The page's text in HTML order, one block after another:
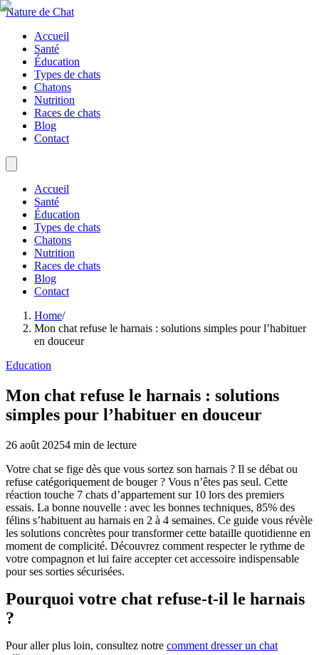
Nature de Chat
Accueil
Santé
Éducation
Types de chats
Chatons
Nutrition
Races de chats
Blog
Contact
Accueil
Santé
Éducation
Types de chats
Chatons
Nutrition
Races de chats
Blog
Contact
Home/
Mon chat refuse le harnais : solutions simples pour l’habituer
en douceur
Education
Mon chat refuse le harnais : solutions
simples pour l’habituer en douceur
26 août 20254 min de lecture
Votre chat se fige dès que vous sortez son harnais ? Il se débat ou
refuse catégoriquement de bouger ? Vous n’êtes pas seul. Cette
réaction touche 7 chats d’appartement sur 10 lors des premiers
essais. La bonne nouvelle : avec les bonnes techniques, 85% des
félins s’habituent au harnais en 2 à 4 semaines. Ce guide vous révèle
les solutions concrètes pour transformer cette bataille quotidienne en
moment de complicité. Découvrez comment respecter le rythme de
votre compagnon et lui faire accepter cet accessoire indispensable
pour ses sorties sécurisées.
Pourquoi votre chat refuse-t-il le harnais
?
Pour aller plus loin, consultez notre comment dresser un chat